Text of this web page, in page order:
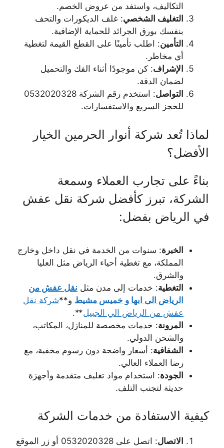
التكاليف، واستفد من عروض الخصم.
التغليف الشخصي: غلف الديكورات والتحف
بنفسك بورق الجرائد للحماية الإضافية.
التأمين: اطلب تأمينًا على القطع القيمة لتغطية
أي مخاطر.
الإشراف: كن موجودًا أثناء الفك والتحميل
لضمان الدقة.
التواصل
: استخدم رقم الشركة 0532020328
للحجز السريع والاستفسارات.
لماذا تُعد شركة أنوار الحرمين الخيار
الأفضل؟
بناءً على تجارب العملاء وسمعة
الشركة، تبرز كأفضل شركة نقل عفش
في الرياض بفضل:
الخبرة: سنوات من الخدمة في نقل داخل وخارج
المملكة، مع تغطية أحياء الرياض مثل العليا
والشرق.
التغطية: خدمات إلى مدن مثل نقل عفش من
الرياض الى ابها و خميس مشيط و**شركة نقل
عفش من الرياض الي الجبيل**.
المرونة: خدمات مخصصة للمنازل، المكاتب،
والشحن الدولي.
الشفافية: أسعار واضحة دون رسوم مخفية، مع
رضا العملاء العالي.
الجودة: استخدام مواد تغليف متقدمة وأجهزة
حديثة لتجنب التلف.
كيفية الاستفادة من خدمات الشركة
الاتصال
: اتصل على 0532020328 أو زر الموقع